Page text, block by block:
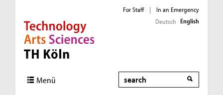
Direkt zur Hauptnavigation
Direkt zur Subnavigation
Direkt zum Inhalt
Direkt zum Fußbereich
For Staff |
In an Emergency
Deutsch English
Menü Search